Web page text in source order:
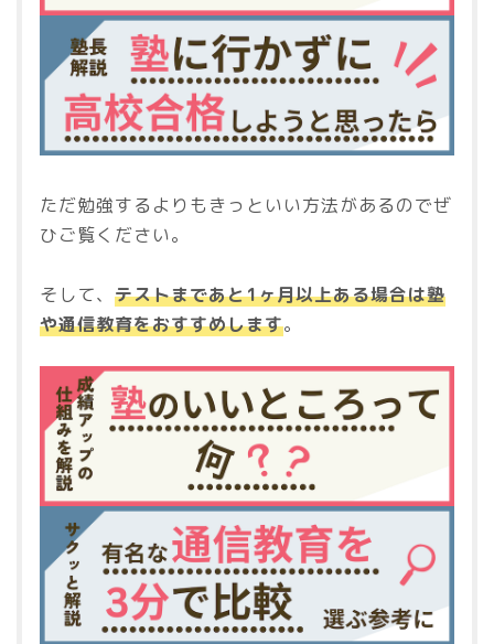
ただ勉強するよりもきっといい方法があるのでぜ
ひご覧ください。
そして、 テストまであと1ヶ月以上ある場合は塾
や通信教育をおすすめします。